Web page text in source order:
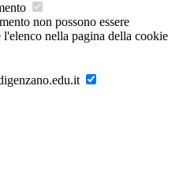
non possono essere
nella pagina della cookie